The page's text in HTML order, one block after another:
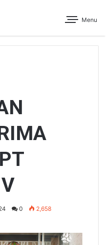
Menu
0
2,658